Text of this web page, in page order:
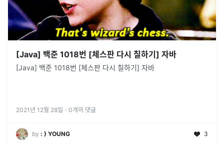
[Java] 백준 1018번 [체스판 다시 칠하기] 자바
[Java] 백준 1018번 [체스판 다시 칠하기] 자바
2021년 12월 28일 · 0개의 댓글
by : ) YOUNG 3